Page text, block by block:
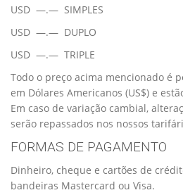
USD —.— SIMPLES
USD —.— DUPLO
USD —.— TRIPLE
Todo o preço acima mencionado é
em Dólares Americanos (US$) e
Em caso de variação cambial,
serão repassados nos nossos
FORMAS DE PAGAMENTO
Dinheiro, cheque e cartões de
bandeiras Mastercard ou Visa.